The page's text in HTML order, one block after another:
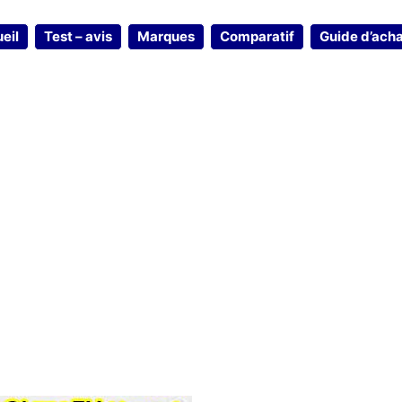
Test – avis Marques Comparatif Guide